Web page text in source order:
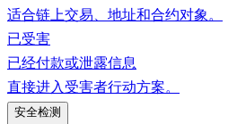
适合链上交易、地址和合约对象。
已受害
已经付款或泄露信息
直接进入受害者行动方案。
安全检测